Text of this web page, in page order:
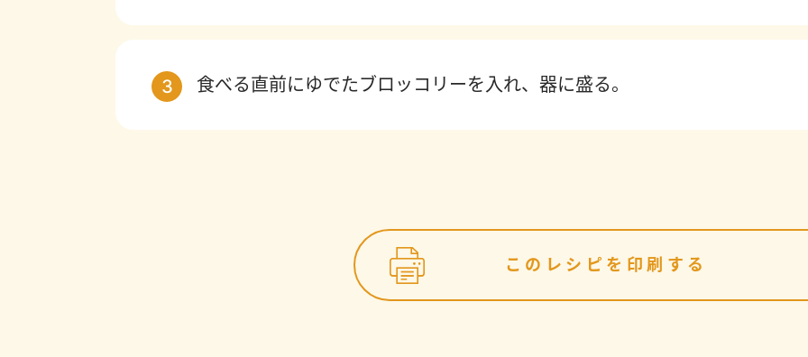
3 食べる直前にゆでたブロッコリーを入れ、器に盛る。
このレシピを印刷する